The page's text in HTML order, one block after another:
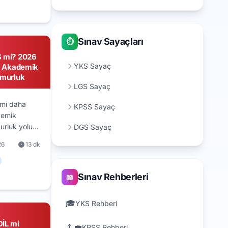
senaryo
mi? 2026
Akademik
daha
yolu,
13 dk
mi
⏱️ Sınav Sayaçları
YKS Sayaç
LGS Sayaç
KPSS Sayaç
DGS Sayaç
📖 Sınav Rehberleri
🎓YKS Rehberi